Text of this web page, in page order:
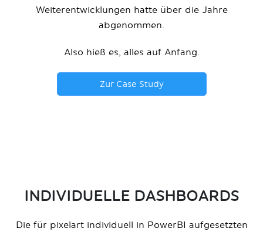
Weiterentwicklungen hatte über die Jahre
abgenommen.
Also hieß es, alles auf Anfang.
Zur Case Study
INDIVIDUELLE DASHBOARDS
Die für pixelart individuell in PowerBI aufgesetzten